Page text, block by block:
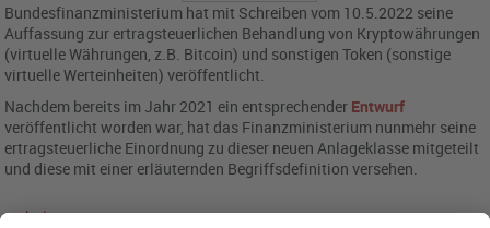
Bundesfinanzministerium hat mit Schreiben vom 10.5.2022 seine
Auffassung zur ertragsteuerlichen Behandlung von Kryptowährungen
(virtuelle Währungen, z.B. Bitcoin) und sonstigen Token (sonstige
virtuelle Werteinheiten) veröffentlicht.
Nachdem bereits im Jahr 2021 ein entsprechender Entwurf
veröffentlicht worden war, hat das Finanzministerium nunmehr seine
ertragsteuerliche Einordnung zu dieser neuen Anlageklasse mitgeteilt
und diese mit einer erläuternden Begriffsdefinition versehen.
mehr lesen…